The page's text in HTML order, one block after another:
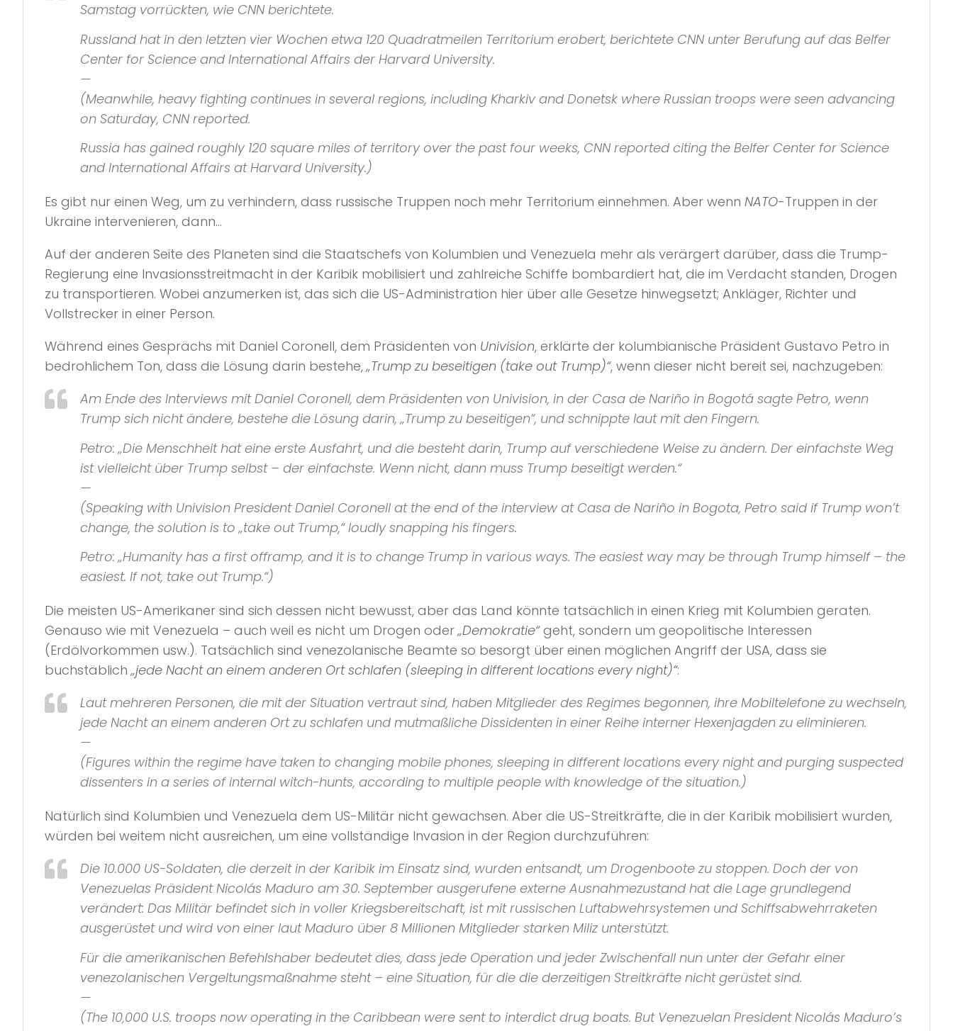
Samstag vorrückten, wie CNN berichtete.
Russland hat in den letzten vier Wochen etwa 120 Quadratmeilen Territorium erobert, berichtete CNN unter Berufung auf das Belfer
Center for Science and International Affairs der Harvard University.
—
(Meanwhile, heavy fighting continues in several regions, including Kharkiv and Donetsk where Russian troops were seen advancing
on Saturday, CNN reported.
Russia has gained roughly 120 square miles of territory over the past four weeks, CNN reported citing the Belfer Center for Science
and International Affairs atHarvard University.)
Es gibt nur einen Weg, um zu verhindern, dass russische Truppen noch mehr Territorium einnehmen. Aber wenn NATO-Truppen in der
Ukraine intervenieren, dann…
Auf der anderen Seite des Planeten sind die Staatschefs von Kolumbien und Venezuela mehr als verärgert darüber, dass die Trump-
Regierung eine Invasionsstreitmacht in der Karibik mobilisiert und zahlreiche Schiffe bombardiert hat, die im Verdacht standen, Drogen
zu transportieren. Wobei anzumerken ist, das sich die US-Administration hier über alle Gesetze hinwegsetzt; Ankläger, Richter und
Vollstrecker in einer Person.
Während eines Gesprächs mit Daniel Coronell, dem Präsidenten von Univision, erklärte der kolumbianische Präsident Gustavo Petro in
bedrohlichem Ton, dass die Lösung darin bestehe,„Trump zu beseitigen (take out Trump)“, wenn dieser nicht bereit sei, nachzugeben:
Am Ende des Interviews mit Daniel Coronell, dem Präsidenten von Univision, in der Casa de Nariño in Bogotá sagte Petro, wenn
Trump sich nicht ändere, bestehe die Lösung darin,„Trump zu beseitigen“, und schnippte laut mit den Fingern.
Petro: „Die Menschheit hat eine erste Ausfahrt, und die besteht darin, Trump auf verschiedene Weise zu ändern. Der einfachste Weg
ist vielleicht über Trump selbst – der einfachste. Wenn nicht, dann muss Trump beseitigt werden.“
—
(Speaking with Univision President Daniel Coronell at the end of the interview at Casa de Nariño in Bogota, Petro said if Trump won’t
change, the solution is to„take out Trump,“loudly snapping his fingers.
Petro: „Humanity has a first offramp, and it is to change Trump in various ways. The easiest way may be through Trump himself – the
easiest. If not, take out Trump.“)
Die meisten US-Amerikaner sind sich dessen nicht bewusst, aber das Land könnte tatsächlich in einen Krieg mit Kolumbien geraten.
Genauso wie mit Venezuela – auch weil es nicht um Drogen oder„Demokratie“geht, sondern um geopolitische Interessen
(Erdölvorkommen usw.). Tatsächlich sind venezolanische Beamte so besorgt über einen möglichen Angriff der USA, dass sie
buchstäblich „jede Nacht an einem anderen Ort schlafen (sleeping in different locations every night)“:
Laut mehreren Personen, die mit der Situation vertraut sind, haben Mitglieder des Regimes begonnen, ihre Mobiltelefone zu wechseln,
jede Nacht an einem anderen Ort zu schlafen und mutmaßliche Dissidenten in einer Reihe interner Hexenjagden zu eliminieren.
—
(Figures within the regime have taken to changing mobile phones, sleeping in different locations every night and purging suspected
dissenters in a series of internal witch-hunts, according to multiple people with knowledge of the situation.)
Natürlich sind Kolumbien und Venezuela dem US-Militär nicht gewachsen. Aber die US-Streitkräfte, die in der Karibik mobilisiert wurden,
würden bei weitem nicht ausreichen, um eine vollständige Invasion in der Region durchzuführen:
Die 10.000 US-Soldaten, die derzeit in der Karibik im Einsatz sind, wurden entsandt, um Drogenboote zu stoppen. Doch der von
Venezuelas Präsident Nicolás Maduro am 30. September ausgerufene externe Ausnahmezustand hat die Lage grundlegend
verändert: Das Militär befindet sich in voller Kriegsbereitschaft, ist mit russischen Luftabwehrsystemen und Schiffsabwehrraketen
ausgerüstet und wird von einer laut Maduro über 8 Millionen Mitglieder starken Miliz unterstützt.
Für die amerikanischen Befehlshaber bedeutet dies, dass jede Operation und jeder Zwischenfall nun unter der Gefahr einer
venezolanischen Vergeltungsmaßnahme steht – eine Situation, für die die derzeitigen Streitkräfte nicht gerüstet sind.
—
(The 10,000 U.S. troops now operating in the Caribbean were sent to interdict drug boats. But Venezuelan President Nicolás Maduro’s